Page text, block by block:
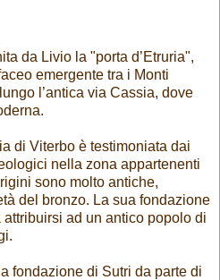
da Livio la "porta d’Etruria",
emergente tra i Monti
l’antica via Cassia, dove
di Viterbo è testimoniata dai
nella zona appartenenti
sono molto antiche,
del bronzo. La sua fondazione
ad un antico popolo di
fondazione di Sutri da parte di